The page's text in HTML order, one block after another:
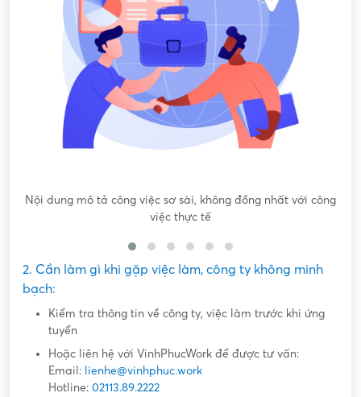
Nội dung mô tả công việc sơ sài, không đồng nhất với công
việc thực tế
2. Cần làm gì khi gặp việc làm, công ty không minh
bạch:
Kiểm tra thông tin về công ty, việc làm trước khi ứng
tuyển
Hoặc liên hệ với VinhPhucWork để được tư vấn:
Email: lienhe@vinhphuc.work
Hotline: 02113.89.2222